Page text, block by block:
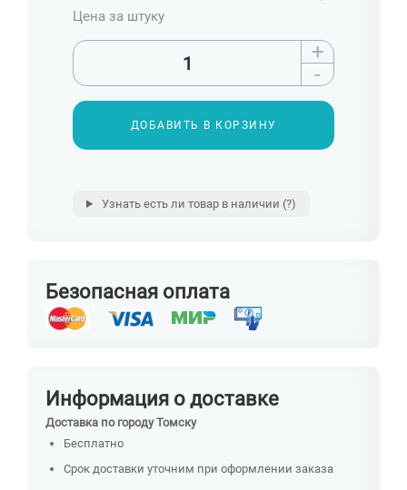
Цена за штуку
+
-
ДОБАВИТЬ В КОРЗИНУ
Узнать есть ли товар в наличии (?)
Безопасная оплата
Информация о доставке
Доставка по городу Томску
Бесплатно
Срок доставки уточним при оформлении заказа